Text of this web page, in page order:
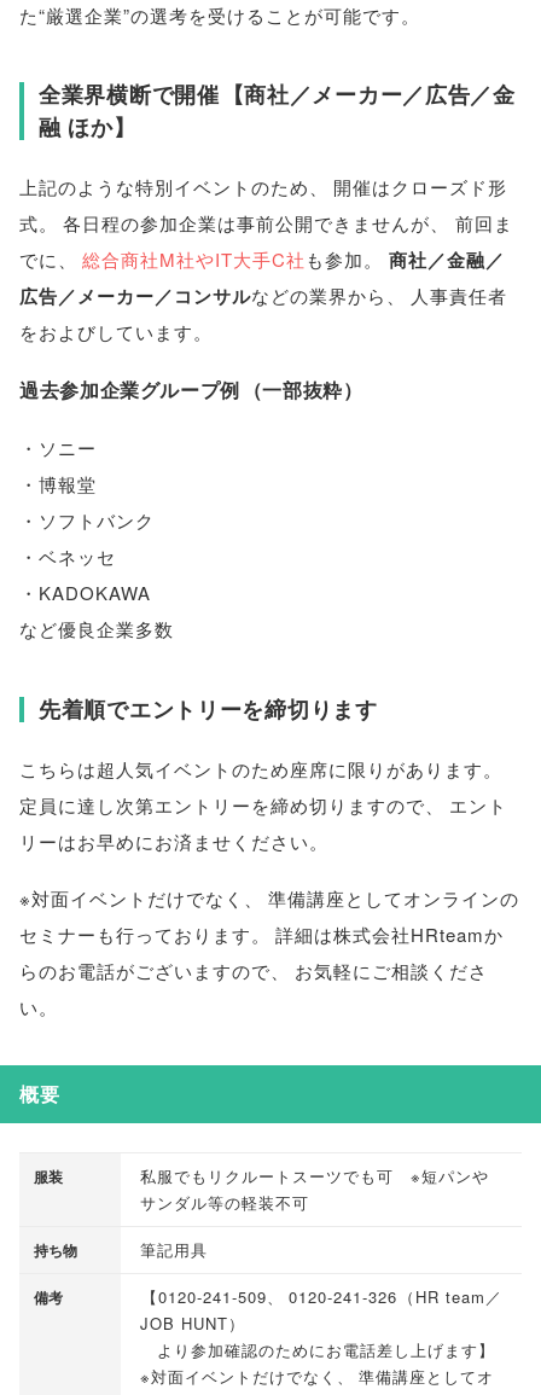
た“厳選企業”の選考を受けることが可能です。
全業界横断で開催 【商社／メーカー／広告／金
融 ほか】
上記のような特別イベントのため、
開催はクローズド形
式。 各日程の参加企業は事前公開できませんが、
前回ま
でに、 総合商社M社やIT大手C社 も参加。
商社／金融／
広告／メーカー／コンサルなどの業界から 、
人事責任者
をおよびしています。
過去参加企業グループ例 （一部抜粋）
・ソニー
・博報堂
・ソフトバンク
・ベネッセ
・KADOKAWA
など優良企業多数
先着順でエントリーを締切ります
こちらは超人気イベントのため座席に限りがあります。
定員に達し次第エントリーを締め切りますので、
エント
リーはお早めにお済ませください。
※対面イベントだけでなく 、
準備講座としてオンラインの
セミナーも行っております。
詳細は株式会社HRteamか
らのお電話がございますので、
お気軽にご相談くださ
い。
概要
服装
私服でもリクルートスーツでも可 ※短パンや
サンダル等の軽装不可
持ち物 筆記用具
備考 【0120-241-509 0120-241-326 （ HR team／
JOB HUNT）
より参加確認のためにお電話差し上げます】
※対面イベントだけでなく
準備講座としてオ